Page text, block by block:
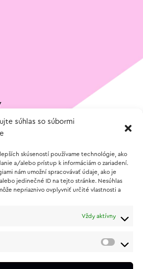
súhlas so súbormi
skúseností používame technológie, ako
a/alebo prístup k informáciám o zariadení.
nám umožní spracovávať údaje, ako je
jedinečné ID na tejto stránke. Nesúhlas
nepriaznivo ovplyvniť určité vlastnosti a
Vždy aktívny